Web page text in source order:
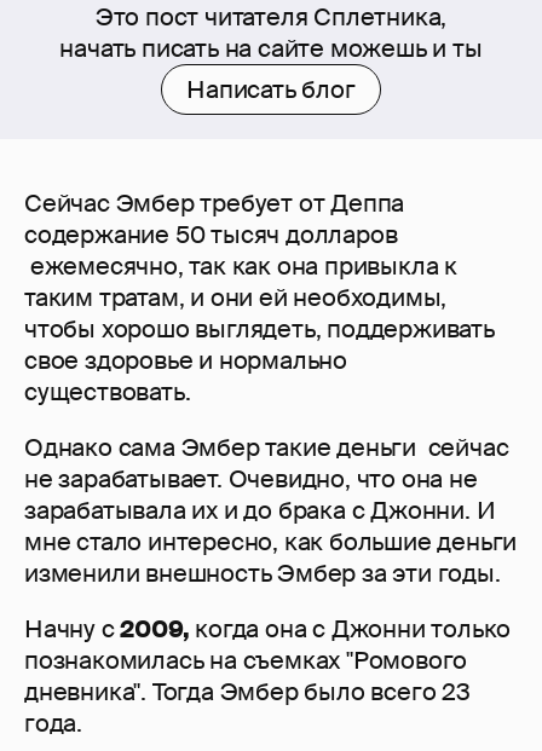
Это пост читателя Сплетника,
начать писать на сайте можешь и ты
Написать блог
Сейчас Эмбер требует от Деппа
содержание 50 тысяч долларов
ежемесячно, так как она привыкла к
таким тратам, и они ей необходимы,
чтобы хорошо выглядеть, поддерживать
свое здоровье и нормально
существовать.
Однако сама Эмбер такие деньги сейчас
не зарабатывает. Очевидно, что она не
зарабатывала их и до брака с Джонни. И
мне стало интересно, как большие деньги
изменили внешность Эмбер за эти годы.
Начну с2009, когда она с Джонни только
познакомилась на съемках "Ромового
дневника". Тогда Эмбер было всего 23
года.